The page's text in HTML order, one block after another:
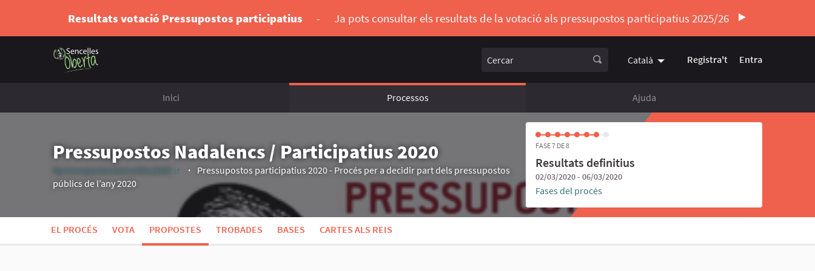
Resultats votació Pressupostos participatius - Ja pots consultar els resultats de la votació als pressupostos participatius 2025/26
Català Triar la llengua Elegir el idioma
Registra't Entra
Inici Processos Ajuda
Pressupostos Nadalencs / Participatius 2020
#pressupostosSencelles2020
(Enllaç extern)
Pressupostos participatius 2020 - Procés per a decidir part dels pressupostos
públics de l’any 2020
FASE 7 DE 8
Resultats definitius
02/03/2020 - 06/03/2020
Fases del procés
EL PROCÉS VOTA PROPOSTES TROBADES BASES CARTES ALS REIS